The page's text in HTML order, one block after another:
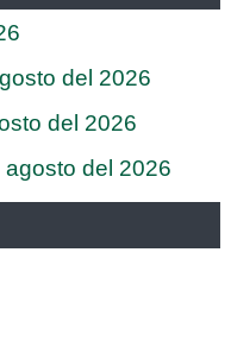
del 2026
del 2026
del 2026